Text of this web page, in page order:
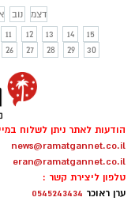
נוב
דצמ
11 12 13 14 15
26 27 28 29 30
הודעות לאתר ניתן לשלוח
news@ramatgannet.co.il
eran@ramatgannet.co.il
טלפון ליצירת קשר :
ערן ראוכר 0545243434